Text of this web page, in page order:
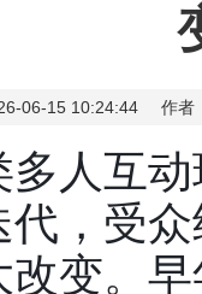
06-15 10:24:44 作者
互动玩
，受
变。